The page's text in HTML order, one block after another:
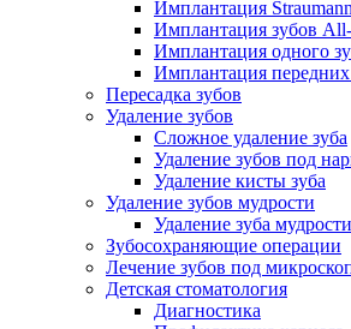
Имплантация Straumann
Имплантация зубов
Имплантация одного
Имплантация передних
Пересадка зубов
Удаление зубов
Сложное удаление зуба
Удаление зубов под
Удаление кисты зуба
Удаление зубов мудрости
Удаление зуба
Зубосохраняющие операции
Лечение зубов под
Детская стоматология
Диагностика